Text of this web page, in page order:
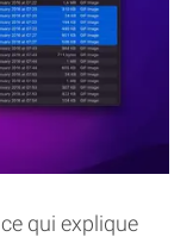
qui explique